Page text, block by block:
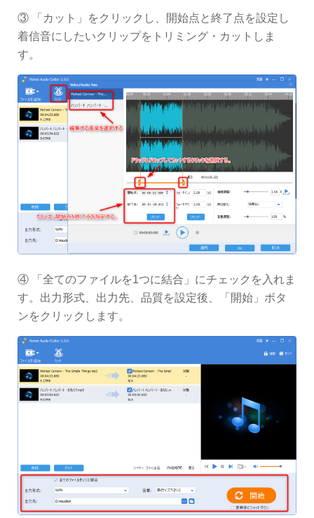
③ 「カット」をクリックし、開始点と終了点を設定し
着信音にしたいクリップをトリミング・カットしま
す。
④ 「全てのファイルを1つに結合」にチェックを入れま
す。出力形式、出力先、品質を設定後、「開始」ボタ
ンをクリックします。